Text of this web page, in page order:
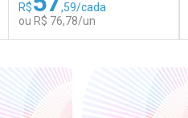
R$
,59/cada
ou R$ 76,78/un
Laboratório
Por Menos